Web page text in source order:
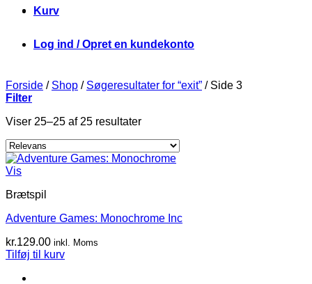
Kurv
Log ind / Opret en kundekonto
Forside / Shop / Søgeresultater for “exit” /Side 3
Filter
Viser 25–25 af 25 resultater
Vis
Brætspil
Adventure Games: Monochrome Inc
kr.129.00 inkl. Moms
Tilføj til kurv